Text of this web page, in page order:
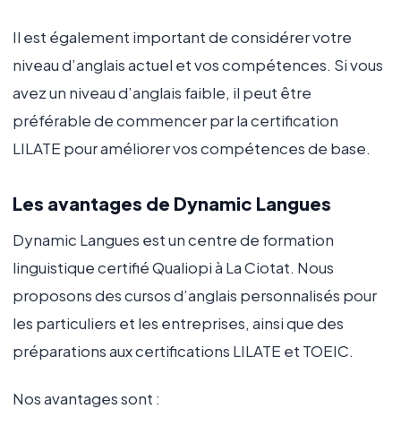
Il est également important de considérer votre
niveau d’anglais actuel et vos compétences. Si vous
avez un niveau d’anglais faible, il peut être
préférable de commencer par la certification
LILATE pour améliorer vos compétences de base.
Les avantages de Dynamic Langues
Dynamic Langues est un centre de formation
linguistique certifié Qualiopi à La Ciotat. Nous
proposons des cursos d’anglais personnalisés pour
les particuliers et les entreprises, ainsi que des
préparations aux certifications LILATE et TOEIC.
Nos avantages sont :